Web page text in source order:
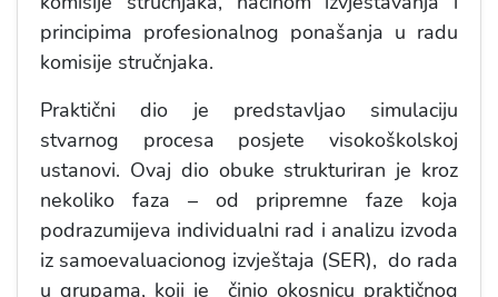
principima profesionalnog ponašanja u radu
komisije stručnjaka.
Praktični dio je predstavljao simulaciju
stvarnog procesa posjete visokoškolskoj
ustanovi. Ovaj dio obuke strukturiran je kroz
nekoliko faza – od pripremne faze koja
podrazumijeva individualni rad i analizu izvoda
iz samoevaluacionog izvještaja (SER), do rada
u grupama, koji je činio okosnicu praktičnog